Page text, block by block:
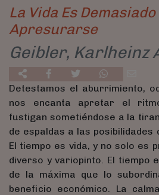
La Vida Es
Apresurarse
Geibler, Karlheinz
Detestamos el aburrimiento,
nos encanta apretar el
fustigan sometiéndose a la
de espaldas a las posibilidades
El tiempo es vida, y no solo es
diverso y variopinto. El tiempo
de la máxima que lo
beneficio económico. La